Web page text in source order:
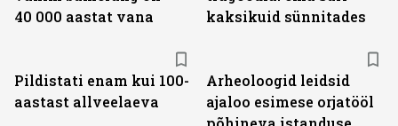
40 000 aastat vana
kaksikuid sünnitades
Pildistati enam kui 100-
aastast allveelaeva
Arheoloogid leidsid
ajaloo esimese orjatööl